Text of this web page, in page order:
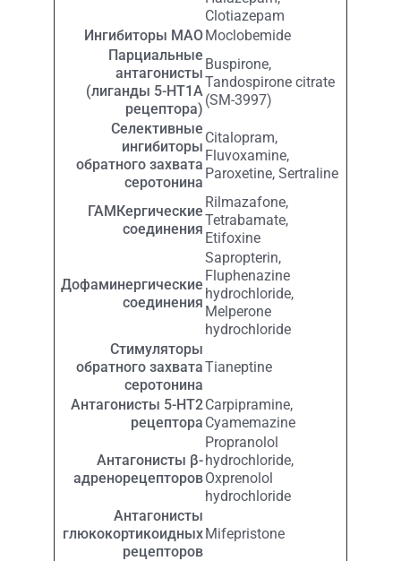
Clotiazepam
Ингибиторы МАОMoclobemide
Парциальные
антагонисты
(лиганды 5-HT1A
рецептора)
Buspirone,
Tandospirone citrate
(SM-3997)
Селективные
ингибиторы
обратного захвата
серотонина
Citalopram,
Fluvoxamine,
Paroxetine, Sertraline
ГАМКергические
соединения
Rilmazafone,
Tetrabamate,
Etifoxine
Дофаминергические
соединения
Sapropterin,
Fluphenazine
hydrochloride,
Melperone
hydrochloride
Стимуляторы
обратного захвата
серотонина
Tianeptine
Антагонисты 5-HT2
рецептора
Carpipramine,
Cyamemazine
Антагонисты β-
адренорецепторов
Propranolol
hydrochloride,
Oxprenolol
hydrochloride
Антагонисты
глюкокортикоидных
рецепторов
Mifepristone